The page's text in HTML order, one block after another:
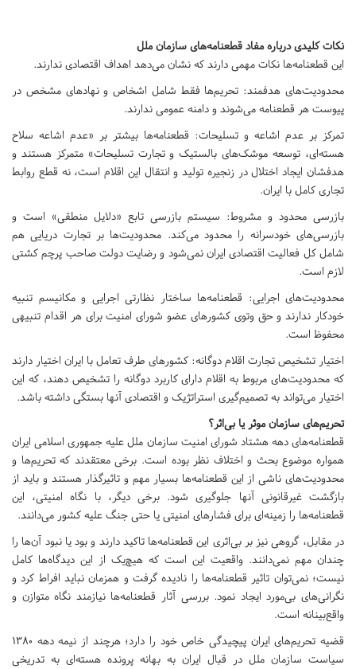
نکات کلیدی درباره مفاد قطعنامه‌های سازمان ملل
این قطعنامه‌ها نکات مهمی دارند که نشان می‌دهد اهداف اقتصادی ندارند.
محدودیت‌های هدفمند: تحریم‌ها فقط شامل اشخاص و نهادهای مشخص در
پیوست هر قطعنامه می‌شوند و دامنه عمومی ندارند.
تمرکز بر عدم اشاعه و تسلیحات: قطعنامه‌ها بیشتر بر «عدم اشاعه سلاح
هسته‌ای، توسعه موشک‌های بالستیک و تجارت تسلیحات» متمرکز هستند و
هدفشان ایجاد اختلال در زنجیره تولید و انتقال این اقلام است، نه قطع روابط
تجاری کامل با ایران.
بازرسی محدود و مشروط: سیستم بازرسی تابع «دلایل منطقی» است و
بازرسی‌های خودسرانه را محدود می‌کند. محدودیت‌ها بر تجارت دریایی هم
شامل کل فعالیت اقتصادی ایران نمی‌شود و رضایت دولت صاحب پرچم کشتی
لازم است.
محدودیت‌های اجرایی: قطعنامه‌ها ساختار نظارتی اجرایی و مکانیسم تنبیه
خودکار ندارند و حق وتوی کشورهای عضو شورای امنیت برای هر اقدام تنبیهی
محفوظ است.
اختیار تشخیص تجارت اقلام دوگانه: کشورهای طرف تعامل با ایران اختیار دارند
که محدودیت‌های مربوط به اقلام دارای کاربرد دوگانه را تشخیص دهند، که این
اختیار می‌تواند به تصمیم‌گیری استراتژیک و اقتصادی آنها بستگی داشته باشد.
تحریم‌های سازمان موثر یا بی‌اثر؟
قطعنامه‌های دهه هشتاد شورای امنیت سازمان ملل علیه جمهوری اسلامی ایران
همواره موضوع بحث و اختلاف نظر بوده است. برخی معتقدند که تحریم‌ها و
محدودیت‌های ناشی از این قطعنامه‌ها بسیار مهم و تاثیرگذار هستند و باید از
بازگشت غیرقانونی آنها جلوگیری شود. برخی دیگر، با نگاه امنیتی، این
قطعنامه‌ها را زمینه‌ای برای فشارهای امنیتی یا حتی جنگ علیه کشور می‌دانند.
در مقابل، گروهی نیز بر بی‌اثری این قطعنامه‌ها تاکید دارند و بود یا نبود آن‌ها را
چندان مهم نمی‌دانند. واقعیت این است که هیچ‌یک از این دیدگاه‌ها کامل
نیست؛ نمی‌توان تاثیر قطعنامه‌ها را نادیده گرفت و همزمان نباید افراط کرد و
نگرانی‌های بی‌مورد ایجاد نمود. بررسی آثار قطعنامه‌ها نیازمند نگاه متوازن و
واقع‌بینانه است.
قضیه تحریم‌های ایران پیچیدگی خاص خود را دارد؛ هرچند از نیمه دهه ۱۳۸۰
سیاست سازمان ملل در قبال ایران به بهانه پرونده هسته‌ای به تدریخی